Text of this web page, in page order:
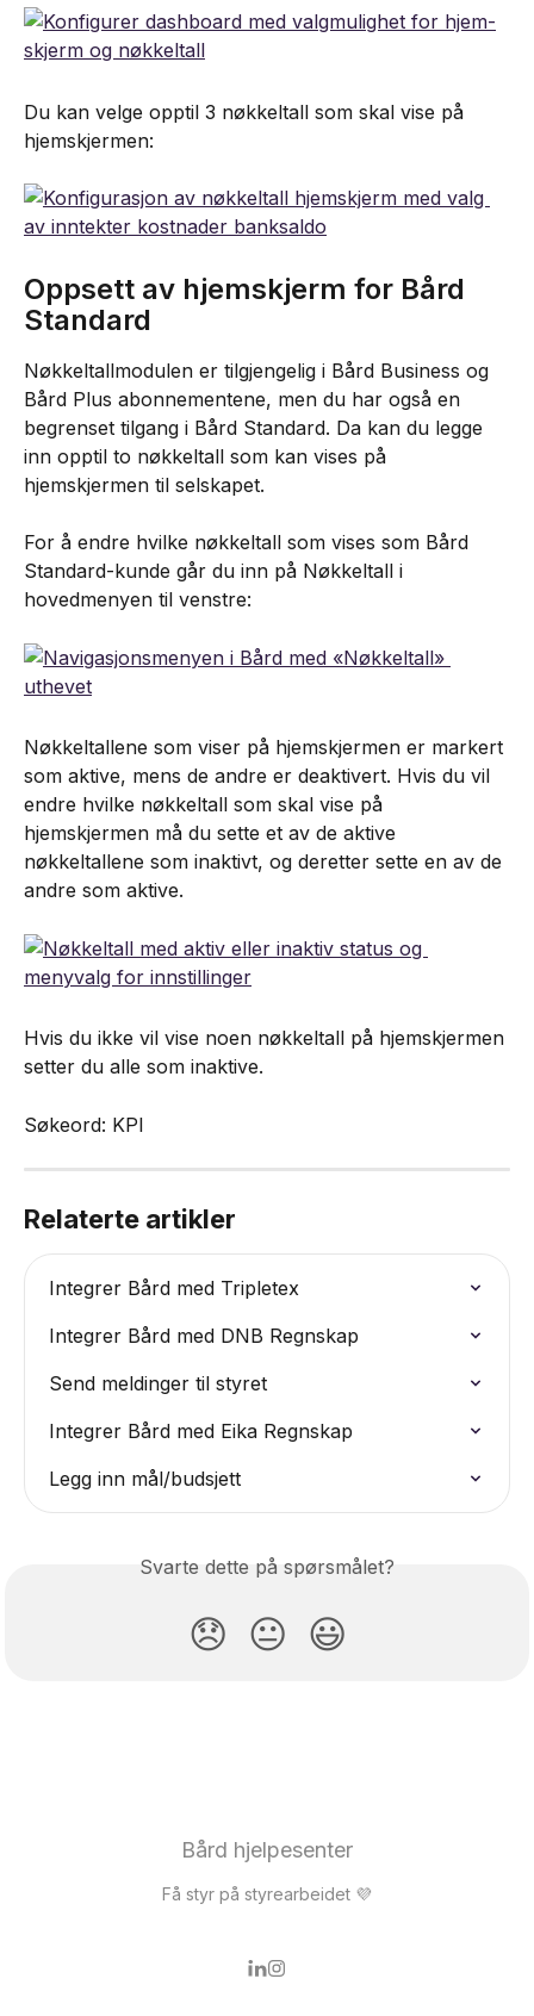
Du kan velge opptil 3 nøkkeltall som skal vise på
hjemskjermen:
Oppsett av hjemskjerm for Bård
Standard
Nøkkeltallmodulen er tilgjengelig i Bård Business og
Bård Plus abonnementene, men du har også en
begrenset tilgang i Bård Standard. Da kan du legge
inn opptil to nøkkeltall som kan vises på
hjemskjermen til selskapet.
For å endre hvilke nøkkeltall som vises som Bård
Standard-kunde går du inn på Nøkkeltall i
hovedmenyen til venstre:
Nøkkeltallene som viser på hjemskjermen er markert
som aktive, mens de andre er deaktivert. Hvis du vil
endre hvilke nøkkeltall som skal vise på
hjemskjermen må du sette et av de aktive
nøkkeltallene som inaktivt, og deretter sette en av de
andre som aktive.
Hvis du ikke vil vise noen nøkkeltall på hjemskjermen
setter du alle som inaktive.
Søkeord: KPI
Relaterte artikler
Integrer Bård med Tripletex
Integrer Bård med DNB Regnskap
Send meldinger til styret
Integrer Bård med Eika Regnskap
Legg inn mål/budsjett
Svarte dette på spørsmålet?
😞 😐 😃
Bård hjelpesenter
Få styr på styrearbeidet 💜